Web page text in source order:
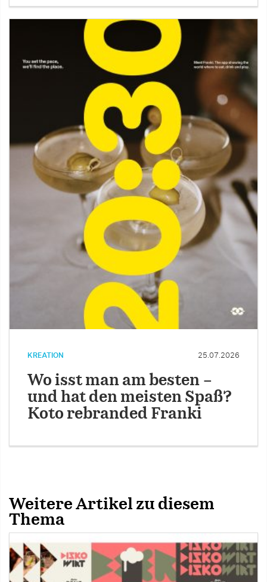
KREATION 25.07.2026
Wo isst man am besten –
und hat den meisten Spaß?
Koto rebranded Franki
Weitere Artikel zu diesem
Thema